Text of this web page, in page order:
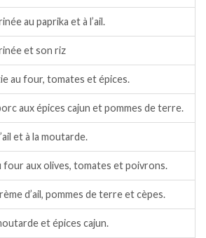
au paprika et à l’ail.
et son riz
au four, tomates et épices.
aux épices cajun et pommes de terre.
et à la moutarde.
four aux olives, tomates et poivrons.
d’ail, pommes de terre et cèpes.
et épices cajun.